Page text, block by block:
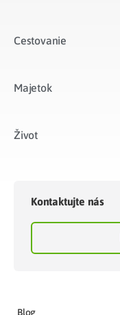
Cestovanie
Majetok​
Život​
Kontaktujte nás
Blog